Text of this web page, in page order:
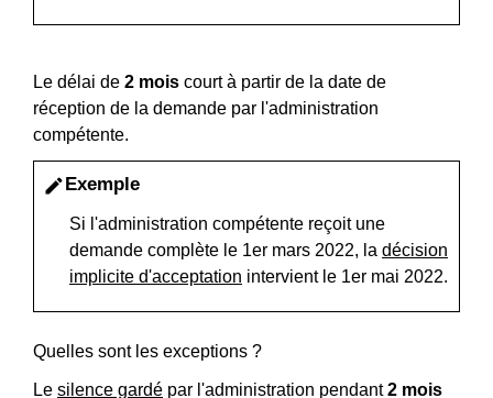
Le délai de 2 mois court à partir de la date de
réception de la demande par l'administration
compétente.
editExemple
Si l'administration compétente reçoit une
demande complète le 1er mars 2022, la décision
implicite d'acceptation intervient le 1er mai 2022.
Quelles sont les exceptions ?
Le silence gardé par l'administration pendant2 mois